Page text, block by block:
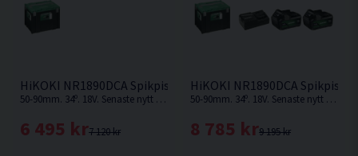
HiKOKI NR1890DCA Spikpistol 18V 50-90mm
50-90mm. 34º. 18V. Senaste nytt inom spikning från HiKOKI. Spikpistol för professionell användning, utan behov av kompressor, slang eller gas. Levereras utan batteri & laddare.
7 120 kr
6 495 kr
HiKOKI NR1890DCA
50-90mm. 34º. 18V. Senaste nytt inom spikning från HiKOKI. Spikpistol för professionell användning, utan behov av kompressor, slang eller gas.
9 195 kr
8 785 kr